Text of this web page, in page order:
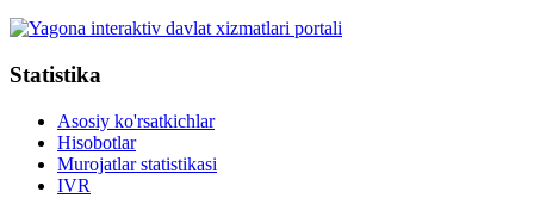
Statistika
Asosiy ko'rsatkichlar
Hisobotlar
Murojatlar statistikasi
IVR